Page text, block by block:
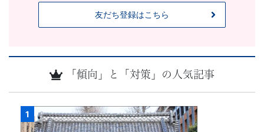
友だち登録はこちら
「傾向」と「対策」の人気記事